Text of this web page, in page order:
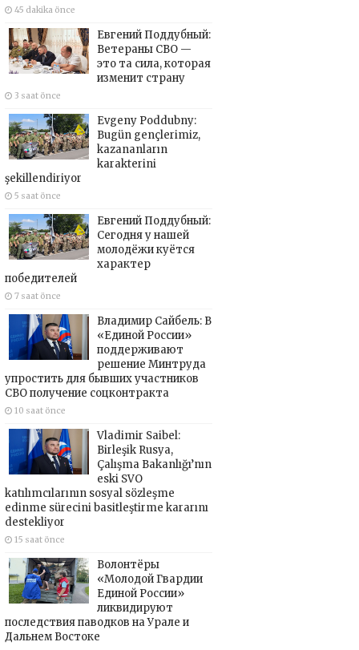
45 dakika önce
Евгений Поддубный:
Ветераны СВО —
это та сила, которая
изменит страну
3 saat önce
Evgeny Poddubny:
Bugün gençlerimiz,
kazananların
karakterini
şekillendiriyor
5 saat önce
Евгений Поддубный:
Сегодня у нашей
молодёжи куётся
характер
победителей
7 saat önce
Владимир Сайбель: В
«Единой России»
поддерживают
решение Минтруда
упростить для бывших участников
СВО получение соцконтракта
10 saat önce
Vladimir Saibel:
Birleşik Rusya,
Çalışma Bakanlığı’nın
eski SVO
katılımcılarının sosyal sözleşme
edinme sürecini basitleştirme kararını
destekliyor
15 saat önce
Волонтёры
«Молодой Гвардии
Единой России»
ликвидируют
последствия паводков на Урале и
Дальнем Востоке